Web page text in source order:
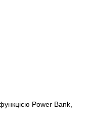
Power Bank,